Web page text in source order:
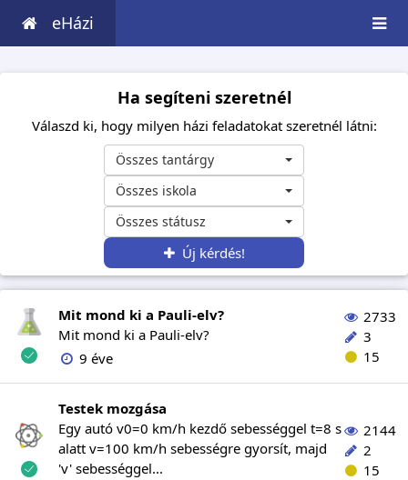
eHázi
Ha segíteni szeretnél
Válaszd ki, hogy milyen házi feladatokat szeretnél látni:
Összes tantárgy
Összes iskola
Összes státusz
Új kérdés!
Mit mond ki a Pauli-elv?
Mit mond ki a Pauli-elv?
9 éve
2733
3
15
Testek mozgása
Egy autó v0=0 km/h kezdő sebességgel t=8 s
alatt v=100 km/h sebességre gyorsít, majd
'v' sebességgel...
2144
2
15